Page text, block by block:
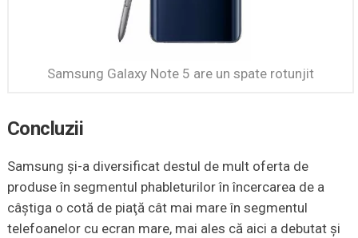
Samsung Galaxy Note 5 are un spate rotunjit
Concluzii
Samsung şi-a diversificat destul de mult oferta de
produse în segmentul phableturilor în încercarea de a
câştiga o cotă de piaţă cât mai mare în segmentul
telefoanelor cu ecran mare, mai ales că aici a debutat şi